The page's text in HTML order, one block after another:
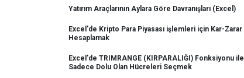
Yatırım Araçlarının Aylara Göre Davranışları (Excel)
Excel'de Kripto Para Piyasası işlemleri için Kar-Zarar
Hesaplamak
Excel'de TRIMRANGE (KIRPARALIĞI) Fonksiyonu ile
Sadece Dolu Olan Hücreleri Seçmek